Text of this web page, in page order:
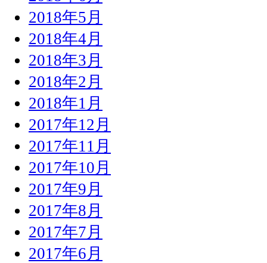
2018年5月
2018年4月
2018年3月
2018年2月
2018年1月
2017年12月
2017年11月
2017年10月
2017年9月
2017年8月
2017年7月
2017年6月